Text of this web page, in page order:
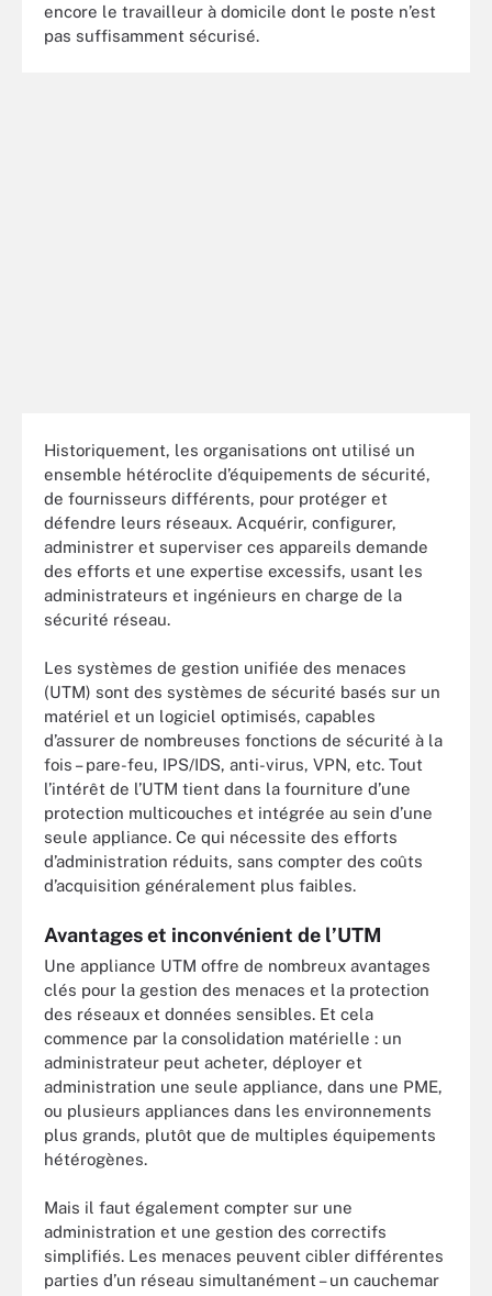
encore le travailleur à domicile dont le poste n’est
pas suffisamment sécurisé.
Historiquement, les organisations ont utilisé un
ensemble hétéroclite d’équipements de sécurité,
de fournisseurs différents, pour protéger et
défendre leurs réseaux. Acquérir, configurer,
administrer et superviser ces appareils demande
des efforts et une expertise excessifs, usant les
administrateurs et ingénieurs en charge de la
sécurité réseau.
Les systèmes de gestion unifiée des menaces
(UTM) sont des systèmes de sécurité basés sur un
matériel et un logiciel optimisés, capables
d’assurer de nombreuses fonctions de sécurité à la
fois – pare-feu, IPS/IDS, anti-virus, VPN, etc. Tout
l’intérêt de l’UTM tient dans la fourniture d’une
protection multicouches et intégrée au sein d’une
seule appliance. Ce qui nécessite des efforts
d’administration réduits, sans compter des coûts
d’acquisition généralement plus faibles.
Avantages et inconvénient de l’UTM
Une appliance UTM offre de nombreux avantages
clés pour la gestion des menaces et la protection
des réseaux et données sensibles. Et cela
commence par la consolidation matérielle : un
administrateur peut acheter, déployer et
administration une seule appliance, dans une PME,
ou plusieurs appliances dans les environnements
plus grands, plutôt que de multiples équipements
hétérogènes.
Mais il faut également compter sur une
administration et une gestion des correctifs
simplifiés. Les menaces peuvent cibler différentes
parties d’un réseau simultanément – un cauchemar